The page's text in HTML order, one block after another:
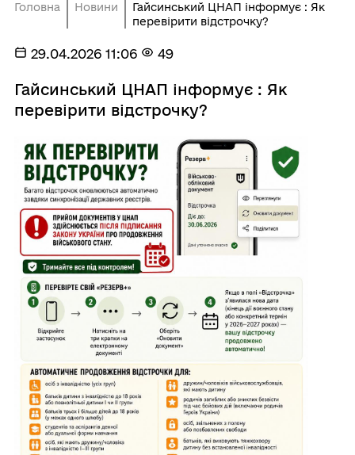
Головна Новини
Гайсинський ЦНАП інформує : Як
перевірити відстрочку?
29.04.2026 11:06 49
Гайсинський ЦНАП інформує : Як
перевірити відстрочку?